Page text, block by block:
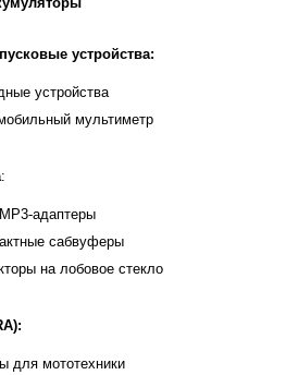
устройства:
устройства
мультиметр
:
адаптеры
сабвуферы
на лобовое стекло
для мототехники